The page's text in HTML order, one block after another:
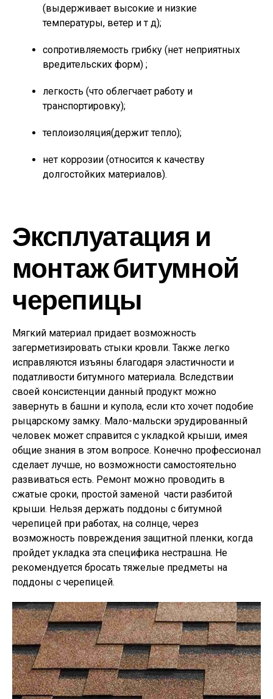
(выдерживает высокие и низкие
температуры, ветер и т д);
сопротивляемость грибку (нет неприятных
вредительских форм) ;
легкость (что облегчает работу и
транспортировку);
теплоизоляция(держит тепло);
нет коррозии (относится к качеству
долгостойких материалов).
Эксплуатация и
монтаж битумной
черепицы
Мягкий материал придает возможность
загерметизировать стыки кровли. Также легко
исправляются изъяны благодаря эластичности и
податливости битумного материала. Вследствии
своей консистенции данный продукт можно
завернуть в башни и купола, если кто хочет подобие
рыцарскому замку. Мало-мальски эрудированный
человек может справится с укладкой крыши, имея
общие знания в этом вопросе. Конечно профессионал
сделает лучше, но возможности самостоятельно
развиваться есть. Ремонт можно проводить в
сжатые сроки, простой заменой части разбитой
крыши. Нельзя держать поддоны с битумной
черепицей при работах, на солнце, через
возможность повреждения защитной пленки, когда
пройдет укладка эта специфика нестрашна. Не
рекомендуется бросать тяжелые предметы на
поддоны с черепицей.